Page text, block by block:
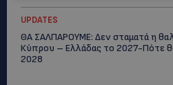
UPDATES
ΘΑ ΣΑΛΠΑΡΟΥΜΕ: Δεν σταματά η
Κύπρου – Ελλάδας το 2027-Πότε
2028